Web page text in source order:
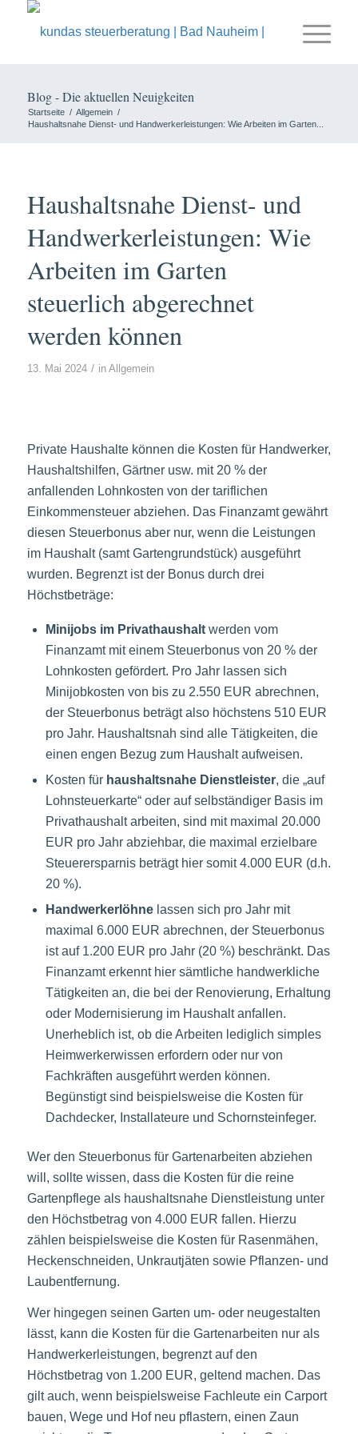
Blog - Die aktuellen Neuigkeiten
Startseite / Allgemein /
Haushaltsnahe Dienst- und Handwerkerleistungen: Wie Arbeiten im Garten...
Haushaltsnahe Dienst- und
Handwerkerleistungen: Wie
Arbeiten im Garten
steuerlich abgerechnet
werden können
13. Mai 2024 / in Allgemein
Private Haushalte können die Kosten für Handwerker,
Haushaltshilfen, Gärtner usw. mit 20 % der
anfallenden Lohnkosten von der tariflichen
Einkommensteuer abziehen. Das Finanzamt gewährt
diesen Steuerbonus aber nur, wenn die Leistungen
im Haushalt (samt Gartengrundstück) ausgeführt
wurden. Begrenzt ist der Bonus durch drei
Höchstbeträge:
Minijobs im Privathaushaltwerden vom
Finanzamt mit einem Steuerbonus von 20 % der
Lohnkosten gefördert. Pro Jahr lassen sich
Minijobkosten von bis zu 2.550 EUR abrechnen,
der Steuerbonus beträgt also höchstens 510 EUR
pro Jahr. Haushaltsnah sind alle Tätigkeiten, die
einen engen Bezug zum Haushalt aufweisen.
Kosten für haushaltsnahe Dienstleister, die „auf
Lohnsteuerkarte“ oder auf selbständiger Basis im
Privathaushalt arbeiten, sind mit maximal 20.000
EUR pro Jahr abziehbar, die maximal erzielbare
Steuerersparnis beträgt hier somit 4.000 EUR (d.h.
20 %).
Handwerkerlöhnelassen sich pro Jahr mit
maximal 6.000 EUR abrechnen, der Steuerbonus
ist auf 1.200 EUR pro Jahr (20 %) beschränkt. Das
Finanzamt erkennt hier sämtliche handwerkliche
Tätigkeiten an, die bei der Renovierung, Erhaltung
oder Modernisierung im Haushalt anfallen.
Unerheblich ist, ob die Arbeiten lediglich simples
Heimwerkerwissen erfordern oder nur von
Fachkräften ausgeführt werden können.
Begünstigt sind beispielsweise die Kosten für
Dachdecker, Installateure und Schornsteinfeger.
Wer den Steuerbonus für Gartenarbeiten abziehen
will, sollte wissen, dass die Kosten für die reine
Gartenpflege als haushaltsnahe Dienstleistung unter
den Höchstbetrag von 4.000 EUR fallen. Hierzu
zählen beispielsweise die Kosten für Rasenmähen,
Heckenschneiden, Unkrautjäten sowie Pflanzen- und
Laubentfernung.
Wer hingegen seinen Garten um- oder neugestalten
lässt, kann die Kosten für die Gartenarbeiten nur als
Handwerkerleistungen, begrenzt auf den
Höchstbetrag von 1.200 EUR, geltend machen. Das
gilt auch, wenn beispielsweise Fachleute ein Carport
bauen, Wege und Hof neu pflastern, einen Zaun